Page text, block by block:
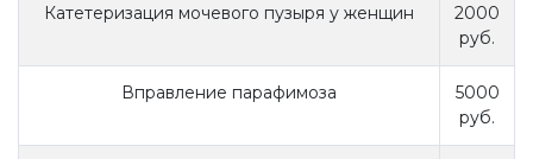
Катетеризация мочевого пузыря у женщин
2000
руб.
Вправление парафимоза
5000
руб.